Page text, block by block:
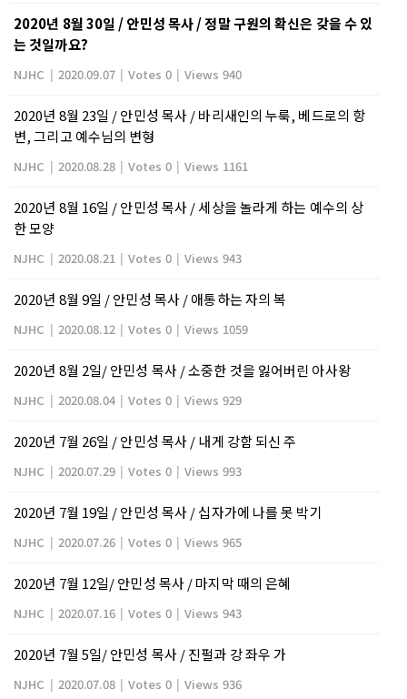
2020년 8월 30일 / 안민성 목사 / 정말 구원의 확신은 갖을 수 있
는 것일까요?
NJHC | 2020.09.07 | Votes 0 | Views 940
2020년 8월 23일 / 안민성 목사 / 바리새인의 누룩, 베드로의 항
변, 그리고 예수님의 변형
NJHC | 2020.08.28 | Votes 0 | Views 1161
2020년 8월 16일 / 안민성 목사 / 세상을 놀라게 하는 예수의 상
한 모양
NJHC | 2020.08.21 | Votes 0 | Views 943
2020년 8월 9일 / 안민성 목사 / 애통하는 자의 복
NJHC | 2020.08.12 | Votes 0 | Views 1059
2020년 8월 2일/ 안민성 목사 / 소중한 것을 잃어버린 아사왕
NJHC | 2020.08.04 | Votes 0 | Views 929
2020년 7월 26일 / 안민성 목사 / 내게 강함 되신 주
NJHC | 2020.07.29 | Votes 0 | Views 993
2020년 7월 19일 / 안민성 목사 / 십자가에 나를 못 박기
NJHC | 2020.07.26 | Votes 0 | Views 965
2020년 7월 12일/ 안민성 목사 / 마지막 때의 은혜
NJHC | 2020.07.16 | Votes 0 | Views 943
2020년 7월 5일/ 안민성 목사 / 진펄과 강 좌우 가
NJHC | 2020.07.08 | Votes 0 | Views 936